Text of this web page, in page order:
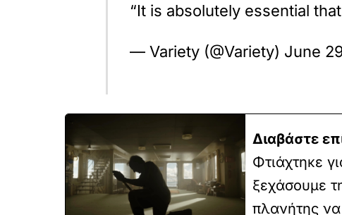
“It is absolutely essential
— Variety (@Variety) June
Διαβάστε
Φτιάχτηκε
ξεχάσουμε
πλανήτης να